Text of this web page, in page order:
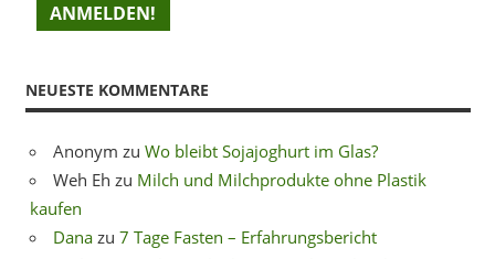
NEUESTE KOMMENTARE
Anonym zu Wo bleibt Sojajoghurt im Glas?
Weh Eh zu Milch und Milchprodukte ohne Plastik
kaufen
Dana zu 7 Tage Fasten – Erfahrungsbericht